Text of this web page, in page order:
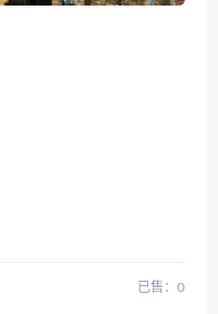
已售：0